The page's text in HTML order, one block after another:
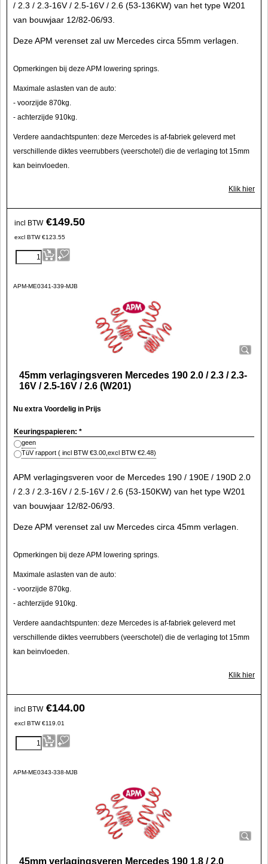
/ 2.3 / 2.3-16V / 2.5-16V / 2.6 (53-136KW) van het type W201
van bouwjaar 12/82-06/93.
Deze APM verenset zal uw Mercedes circa 55mm verlagen.
Opmerkingen bij deze APM lowering springs.
Maximale aslasten van de auto:
- voorzijde 870kg.
- achterzijde 910kg.
Verdere aandachtspunten: deze Mercedes is af-fabriek geleverd met
verschillende diktes veerrubbers (veerschotel) die de verlaging tot 15mm
kan beinvloeden.
Klik hier
incl BTW €149.50
excl BTW €123.55
APM-ME0341-339-MJB
45mm verlagingsveren Mercedes 190 2.0 / 2.3 / 2.3-
16V / 2.5-16V / 2.6 (W201)
Nu extra Voordelig in Prijs
Keuringspapieren: *
geen
TüV rapport ( incl BTW€3.00 excl BTW€2.48)
APM verlagingsveren voor de Mercedes 190 / 190E / 190D 2.0
/ 2.3 / 2.3-16V / 2.5-16V / 2.6 (53-150KW) van het type W201
van bouwjaar 12/82-06/93.
Deze APM verenset zal uw Mercedes circa 45mm verlagen.
Opmerkingen bij deze APM lowering springs.
Maximale aslasten van de auto:
- voorzijde 870kg.
- achterzijde 910kg.
Verdere aandachtspunten: deze Mercedes is af-fabriek geleverd met
verschillende diktes veerrubbers (veerschotel) die de verlaging tot 15mm
kan beinvloeden.
Klik hier
incl BTW €144.00
excl BTW €119.01
APM-ME0343-338-MJB
45mm verlagingsveren Mercedes 190 1.8 / 2.0